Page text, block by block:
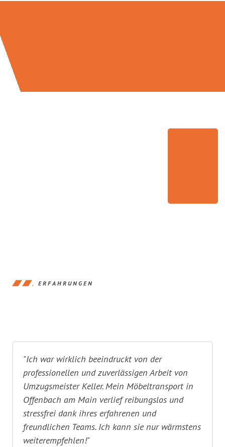
ERFAHRUNGEN
"Ich war wirklich beeindruckt von der
professionellen und zuverlässigen Arbeit von
Umzugsmeister Keller. Mein Möbeltransport in
Offenbach am Main verlief reibungslos und
stressfrei dank ihres erfahrenen und
freundlichen Teams. Ich kann sie nur wärmstens
weiterempfehlen!"